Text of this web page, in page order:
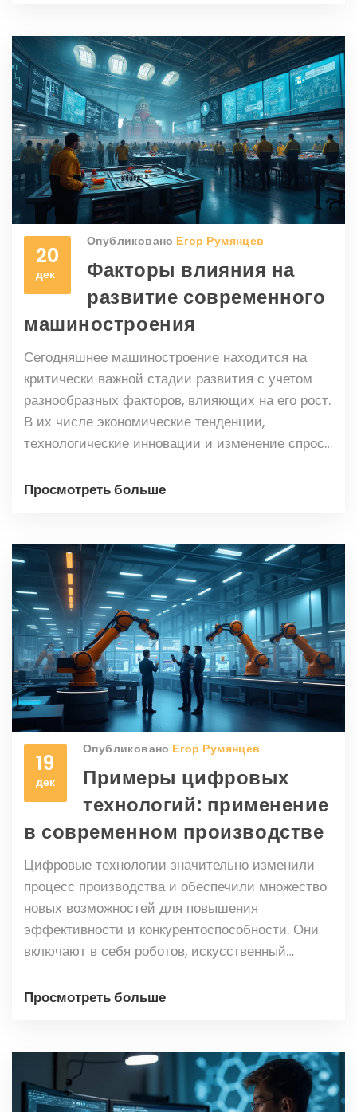
уровней автоматизации помогает лучше
организовать производство и оптимизировать
процессы.
20
дек
Опубликовано Егор Румянцев
Факторы влияния на
развитие современного
машиностроения
Сегодняшнее машиностроение находится на
критически важной стадии развития с учетом
разнообразных факторов, влияющих на его рост.
В их числе экономические тенденции,
технологические инновации и изменение спроса
влияние политики и изменения мировых
машиностроительной отрасли, и предлагает
некоторые перспективы продвижения в
будущем.
Просмотреть больше
19
дек
Опубликовано Егор Румянцев
Примеры цифровых
технологий: применение
в современном производстве
Цифровые технологии значительно изменили
процесс производства и обеспечили множество
новых возможностей для повышения
эффективности и конкурентоспособности. Они
включают в себя роботов, искусственный
что позволяет компаниям создавать более
продукции, оптимизировать ресурсы и снижать
затраты, делая производство более устойчивым.
Современное производство становится все
Просмотреть больше